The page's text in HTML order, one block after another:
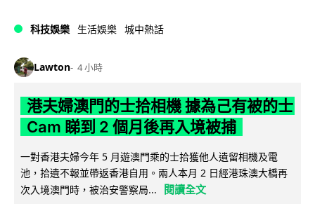
科技娛樂 生活娛樂 城中熱話
Lawton 4 小時
港夫婦澳門的士拾相機 據為己有被的士
Cam 睇到 2 個月後再入境被捕
一對香港夫婦今年 5 月遊澳門乘的士拾獲他人遺留相機及電
池，拾遺不報並帶返香港自用。兩人本月 2 日經港珠澳大橋再
次入境澳門時，被治安警察局...
閱讀全文